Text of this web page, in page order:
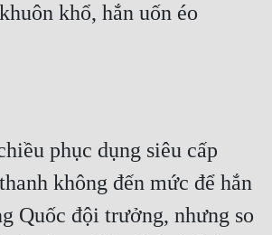
khổ, hắn uốn éo
phục dụng siêu cấp
không đến mức để hắn
Quốc đội trưởng, nhưng so